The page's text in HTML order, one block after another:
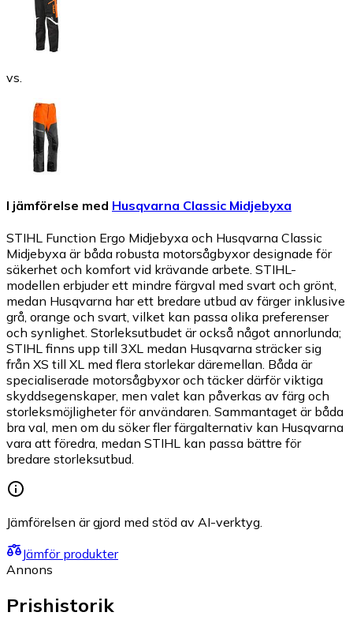
vs.
I jämförelse med Husqvarna Classic Midjebyxa
STIHL Function Ergo Midjebyxa och Husqvarna Classic
Midjebyxa är båda robusta motorsågbyxor designade för
säkerhet och komfort vid krävande arbete. STIHL-
modellen erbjuder ett mindre färgval med svart och grönt,
medan Husqvarna har ett bredare utbud av färger inklusive
grå, orange och svart, vilket kan passa olika preferenser
och synlighet. Storleksutbudet är också något annorlunda;
STIHL finns upp till 3XL medan Husqvarna sträcker sig
från XS till XL med flera storlekar däremellan. Båda är
specialiserade motorsågbyxor och täcker därför viktiga
skyddsegenskaper, men valet kan påverkas av färg och
storleksmöjligheter för användaren. Sammantaget är båda
bra val, men om du söker fler färgalternativ kan Husqvarna
vara att föredra, medan STIHL kan passa bättre för
bredare storleksutbud.
Jämförelsen är gjord med stöd av AI-verktyg.
Jämför produkter
Annons
Prishistorik